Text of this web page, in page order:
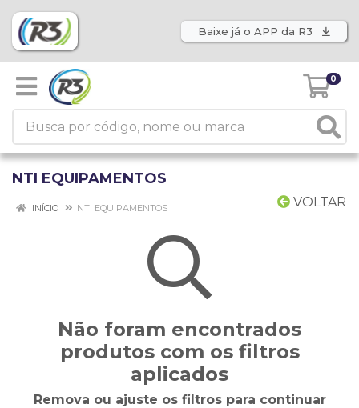
Baixe já o APP da R3
0
NTI EQUIPAMENTOS
VOLTAR
INÍCIO NTI EQUIPAMENTOS
Não foram encontrados
produtos com os filtros
aplicados
Remova ou ajuste os filtros para continuar